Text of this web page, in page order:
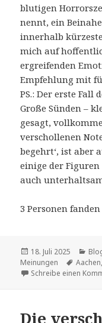
blutigen
nennt, ein
innerhalb
mich auf
ergreifenden
Empfehlung mit
PS.: Der erste Fall
Große Sünden –
gesagt,
verschollenen
begehrt‘, ist aber
einige der
auch
3 Personen
Veröffentlicht
am
18. Juli 2025
Meinungen
Aachen,
Schreibe einen
Die